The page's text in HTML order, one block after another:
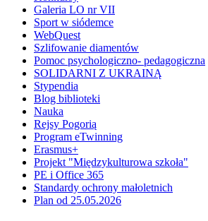
Galeria LO nr VII
Sport w siódemce
WebQuest
Szlifowanie diamentów
Pomoc psychologiczno- pedagogiczna
SOLIDARNI Z UKRAINĄ
Stypendia
Blog biblioteki
Nauka
Rejsy Pogorią
Program eTwinning
Erasmus+
Projekt "Międzykulturowa szkoła"
PE i Office 365
Standardy ochrony małoletnich
Plan od 25.05.2026